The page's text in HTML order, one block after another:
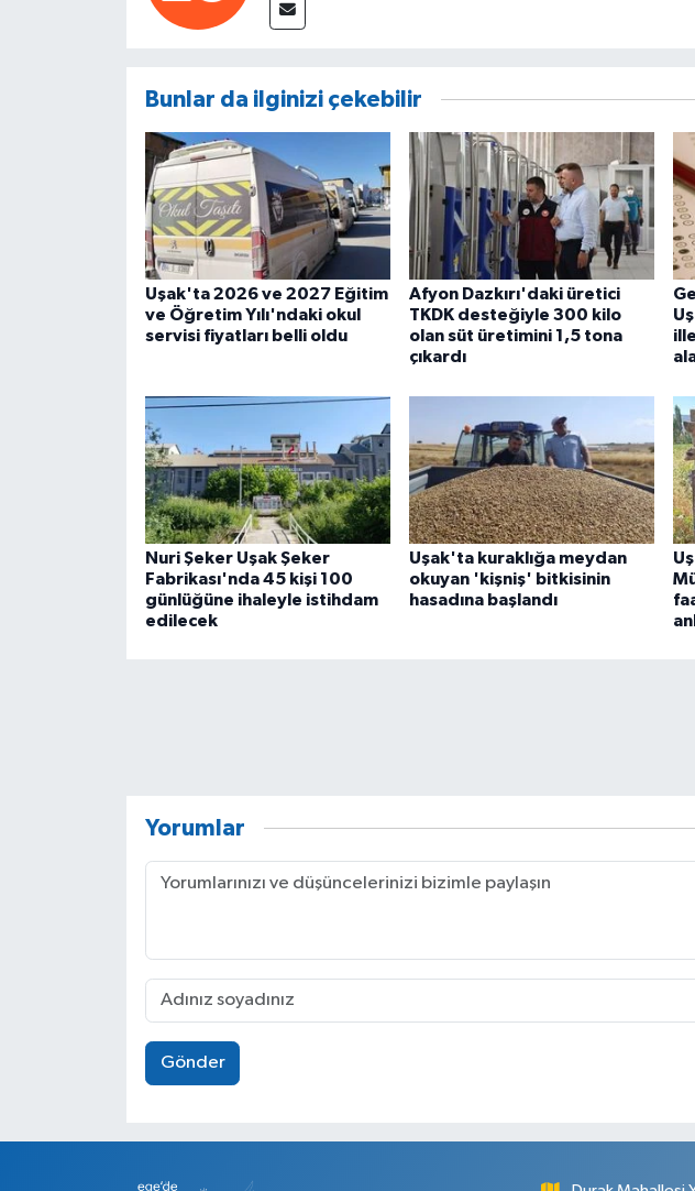
Bunlar da ilginizi çekebilir
Uşak'ta 2026 ve 2027 Eğitim
ve Öğretim Yılı'ndaki okul
servisi fiyatları belli oldu
Afyon Dazkırı'daki üretici
TKDK desteğiyle 300 kilo
olan süt üretimini 1,5 tona
çıkardı
Nuri Şeker Uşak Şeker
Fabrikası'nda 45 kişi 100
günlüğüne ihaleyle istihdam
edilecek
Uşak'ta kuraklığa meydan
okuyan 'kişniş' bitkisinin
hasadına başlandı
Yorumlar
Gönder